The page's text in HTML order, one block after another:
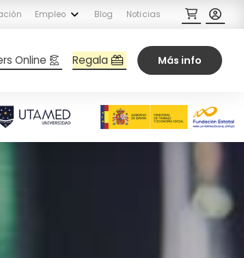
Empleo Blog Noticias
Online Regala Más info